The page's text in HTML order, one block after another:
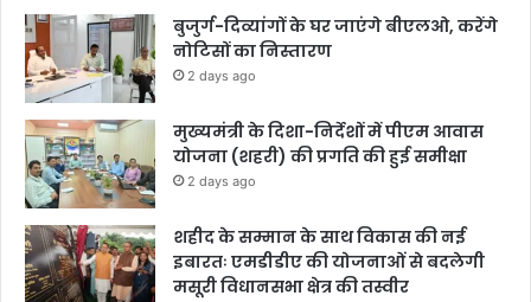
बुजुर्ग-दिव्यांगों के घर जाएंगे बीएलओ, करेंगे
नोटिसों का निस्तारण
2 days ago
मुख्यमंत्री के दिशा-निर्देशों में पीएम आवास
योजना (शहरी) की प्रगति की हुई समीक्षा
2 days ago
शहीद के सम्मान के साथ विकास की नई
इबारतः एमडीडीए की योजनाओं से बदलेगी
मसूरी विधानसभा क्षेत्र की तस्वीर